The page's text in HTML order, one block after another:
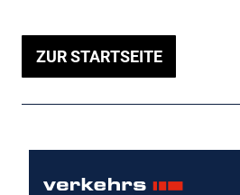
ZUR STARTSEITE